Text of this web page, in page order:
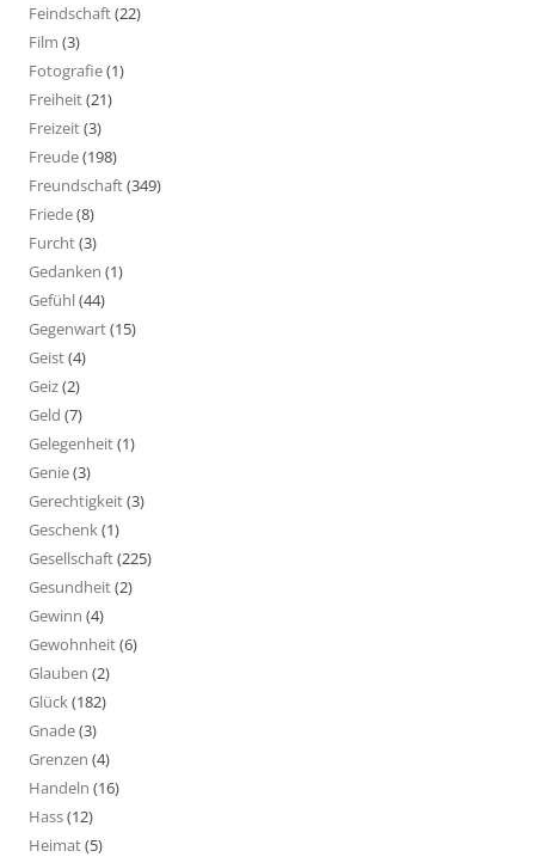
Feindschaft(22)
Film (3)
Fotografie(1)
Freiheit(21)
Freizeit(3)
Freude(198)
Freundschaft(349)
Friede(8)
Furcht(3)
Gedanken (1)
Gefühl(44)
Gegenwart(15)
Geist(4)
Geiz(2)
Geld (7)
Gelegenheit(1)
Genie(3)
Gerechtigkeit(3)
Geschenk(1)
Gesellschaft(225)
Gesundheit(2)
Gewinn (4)
Gewohnheit(6)
Glauben (2)
Glück(182)
Gnade(3)
Grenzen (4)
Handeln (16)
Hass(12)
Heimat(5)